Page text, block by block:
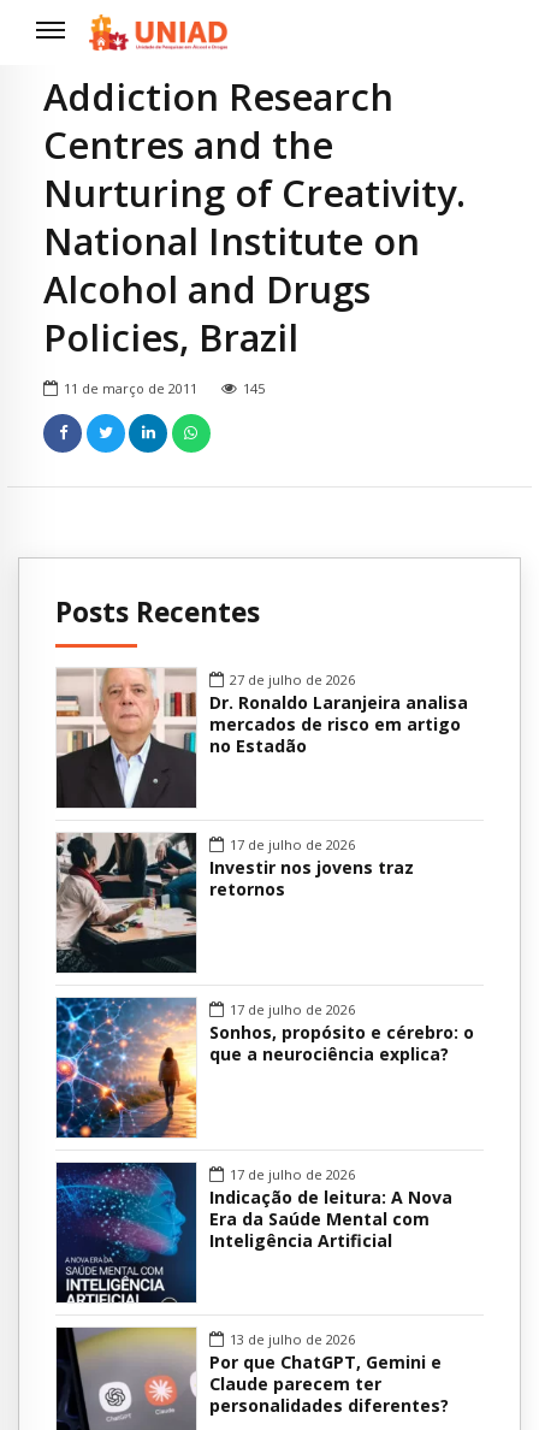
Addiction Research
Centres and the
Nurturing of Creativity.
National Institute on
Alcohol and Drugs
Policies, Brazil
11 de março de 2011 145
Posts Recentes
27 de julho de 2026
Dr. Ronaldo Laranjeira analisa
mercados de risco em artigo
no Estadão
17 de julho de 2026
Investir nos jovens traz
retornos
17 de julho de 2026
Sonhos, propósito e cérebro: o
que a neurociência explica?
17 de julho de 2026
Indicação de leitura: A Nova
Era da Saúde Mental com
Inteligência Artificial
13 de julho de 2026
Por que ChatGPT, Gemini e
Claude parecem ter
personalidades diferentes?